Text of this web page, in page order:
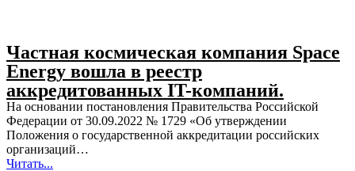
Частная космическая компания Space
Energy вошла в реестр
аккредитованных IT-компаний.
На основании постановления Правительства Российской
Федерации от 30.09.2022 № 1729 «Об утверждении
Положения о государственной аккредитации российских
организаций…
Читать...